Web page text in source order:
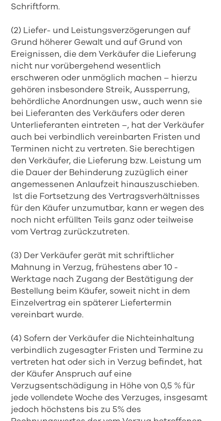
Schriftform.
(2) Liefer- und Leistungsverzögerungen auf
Grund höherer Gewalt und auf Grund von
Ereignissen, die dem Verkäufer die Lieferung
nicht nur vorübergehend wesentlich
erschweren oder unmöglich machen – hierzu
gehören insbesondere Streik, Aussperrung,
behördliche Anordnungen usw., auch wenn sie
bei Lieferanten des Verkäufers oder deren
Unterlieferanten eintreten –, hat der Verkäufer
auch bei verbindlich vereinbarten Fristen und
Terminen nicht zu vertreten. Sie berechtigen
den Verkäufer, die Lieferung bzw. Leistung um
die Dauer der Behinderung zuzüglich einer
angemessenen Anlaufzeit hinauszuschieben.
Ist die Fortsetzung des Vertragsverhältnisses
für den Käufer unzumutbar, kann er wegen des
noch nicht erfüllten Teils ganz oder teilweise
vom Vertrag zurückzutreten.
(3) Der Verkäufer gerät mit schriftlicher
Mahnung in Verzug, frühestens aber 10 -
Werktage nach Zugang der Bestätigung der
Bestellung beim Käufer, soweit nicht in dem
Einzelvertrag ein späterer Liefertermin
vereinbart wurde.
(4) Sofern der Verkäufer die Nichteinhaltung
verbindlich zugesagter Fristen und Termine zu
vertreten hat oder sich in Verzug befindet, hat
der Käufer Anspruch auf eine
Verzugsentschädigung in Höhe von 0,5 % für
jede vollendete Woche des Verzuges, insgesamt
jedoch höchstens bis zu 5% des